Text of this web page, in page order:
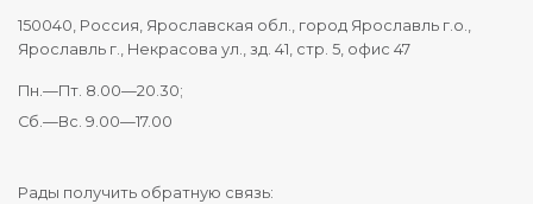
150040, Россия, Ярославская обл., город Ярославль г.о.,
Ярославль г., Некрасова ул., зд. 41, стр. 5, офис 47
Пн.—Пт. 8.00—20.30;
Сб.—Вс. 9.00—17.00
Рады получить обратную связь: